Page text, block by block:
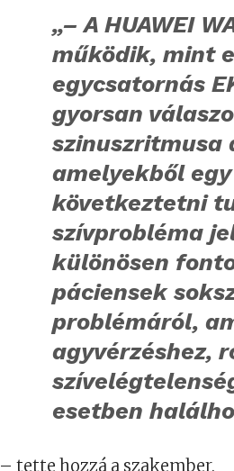
„– A HUAWEI
működik, mint
egycsatornás
gyorsan
szinuszritmusa
amelyekből
következtetni
szívprobléma
különösen
páciensek
problémáról,
agyvérzéshez,
esetben
– tette hozzá a szakember.